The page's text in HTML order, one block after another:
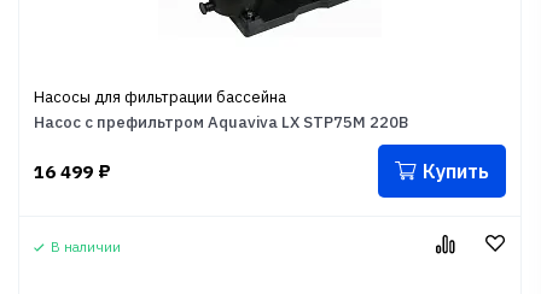
Насосы для фильтрации бассейна
Насос с префильтром Aquaviva LX STP75M 220В
16 499 ₽ Купить
В наличии